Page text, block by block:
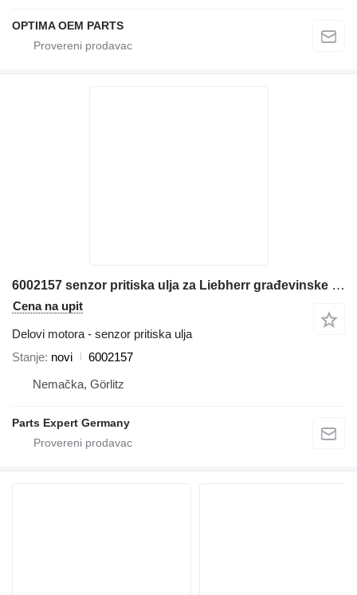
OPTIMA OEM PARTS
6002157 senzor pritiska ulja za Liebherr građevinske mašine
Cena na upit
Delovi motora - senzor pritiska ulja
Stanje novi
6002157
Nemačka, Görlitz
Parts Expert Germany